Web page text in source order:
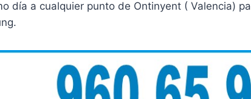
día a cualquier punto de Ontinyent ( Valencia)